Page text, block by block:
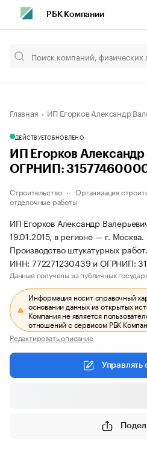
РБК Компании
Главная ИП Егорков Александр
ДЕЙСТВУЕТОБНОВЛЕНО
ИП Егорков
ОГРНИП:
Строительство Организация
отделочные работы
ИП Егорков Александр
19.01.2015, в регионе — г.
Производство штукатурных
ИНН: 772271230439 и ОГРНИП:
Данные получены из публичных
Информация носит справочный
основании данных из открытых
Компания не является
отношений с сервисом РБК
Редактировать описание
Управлять